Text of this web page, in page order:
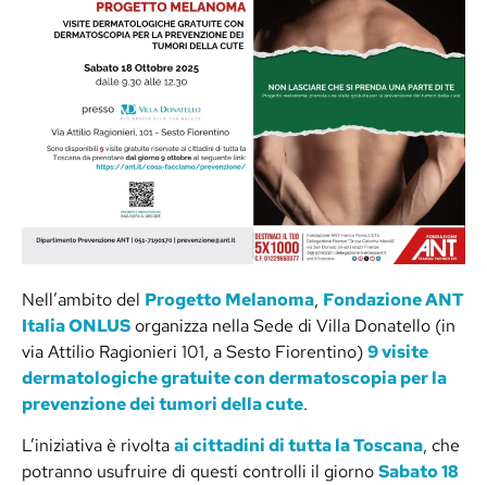
Nell’ambito del Progetto Melanoma, Fondazione ANT
Italia ONLUSorganizza nella Sede di Villa Donatello (in
via Attilio Ragionieri 101, a Sesto Fiorentino)9 visite
dermatologiche gratuite con dermatoscopia per la
prevenzione dei tumori della cute.
L’iniziativa è rivoltaai cittadini di tutta la Toscana, che
potranno usufruire di questi controlli il giornoSabato 18